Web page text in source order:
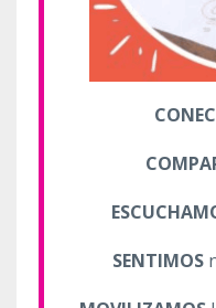
SENTIMOS